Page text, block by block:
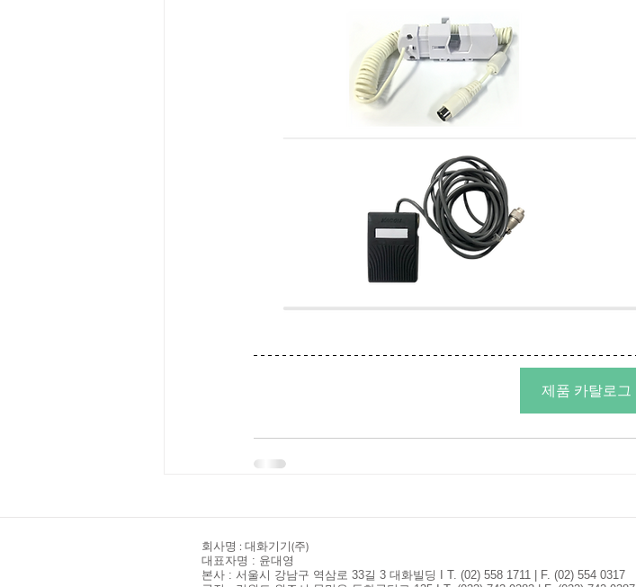
제품 카탈로그
​회사명 : 대화기기(주)
대표자명 : 윤대영
본사 : 서울시 강남구 역삼로 33길 3 대화빌딩 I T. (02) 558 1711 | F. (02) 554 0317